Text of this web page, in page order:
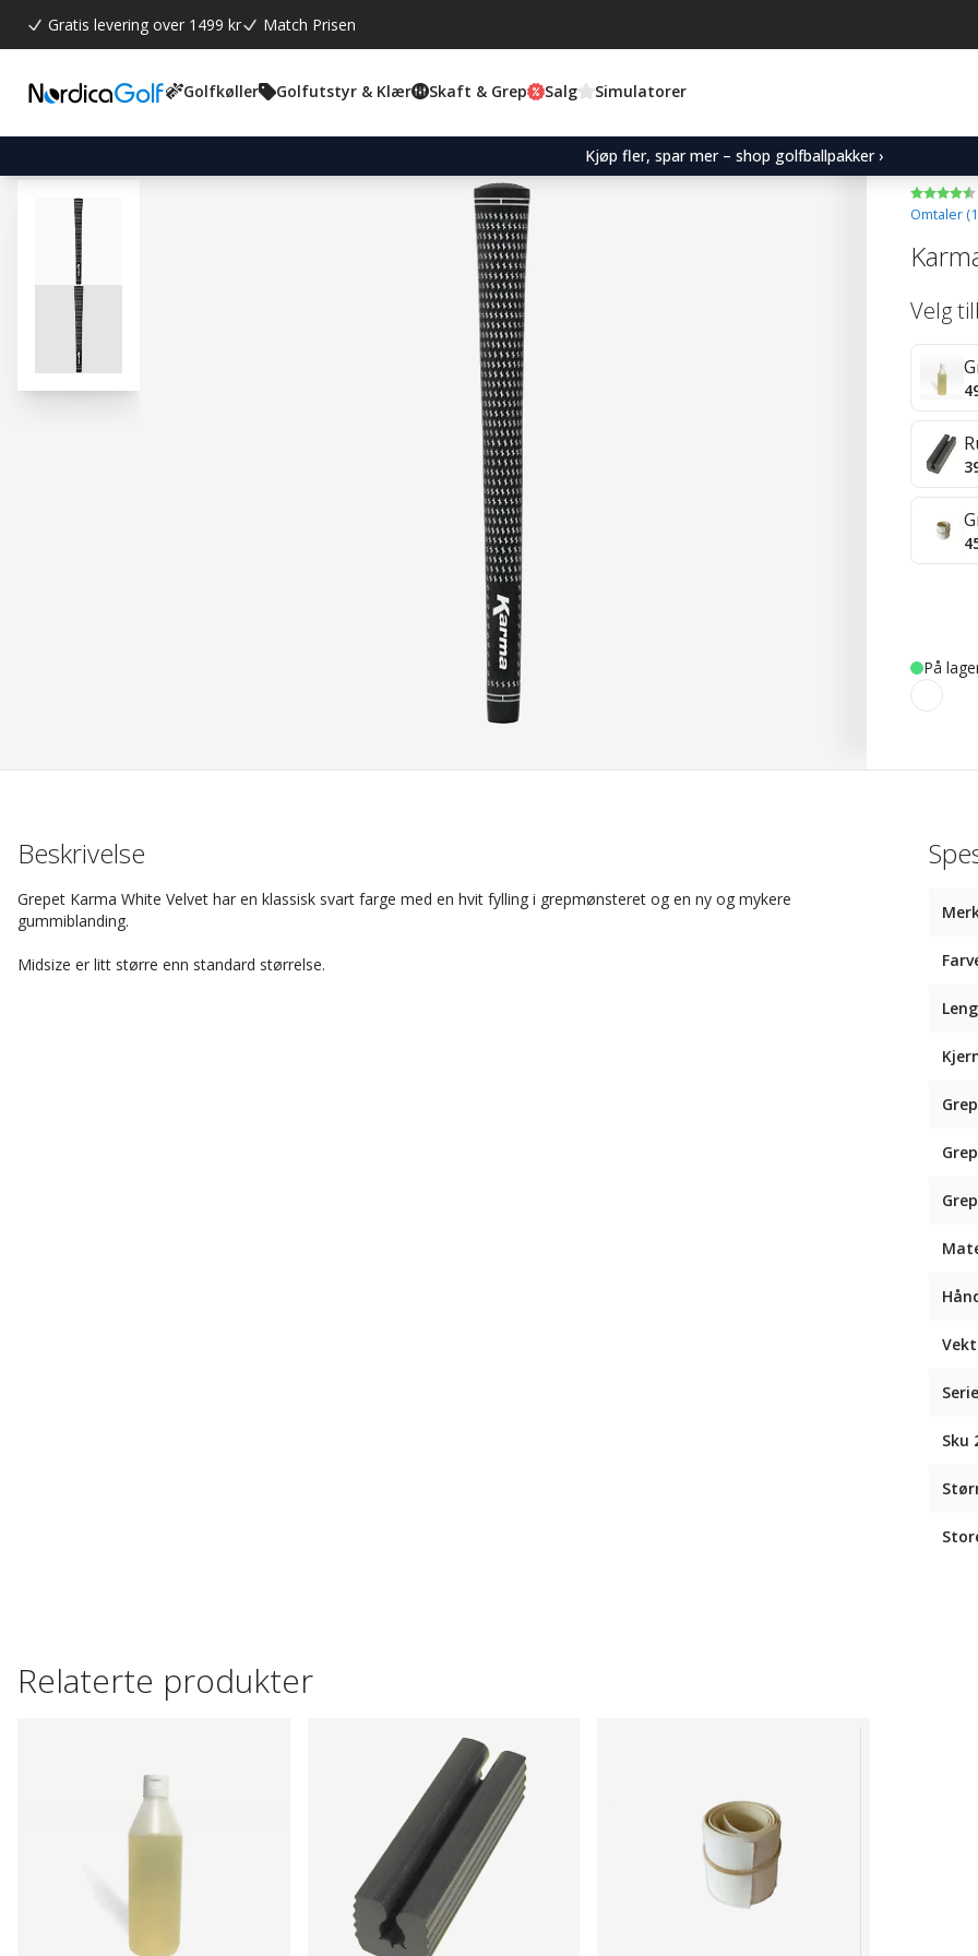
Gratis levering over 1499 kr Match Prisen
Golfkøller Golfutstyr & Klær Skaft & Grep Salg Simulatorer
Kjøp fler, spar mer – shop golfballpakker ›
Omtaler (
Velg
På
Beskrivelse
Grepet Karma White Velvet har en klassisk svart farge med en hvit fylling i grepmønsteret og en ny og mykere
gummiblanding.
Midsize er litt større enn standard størrelse.
Sku
Relaterte produkter